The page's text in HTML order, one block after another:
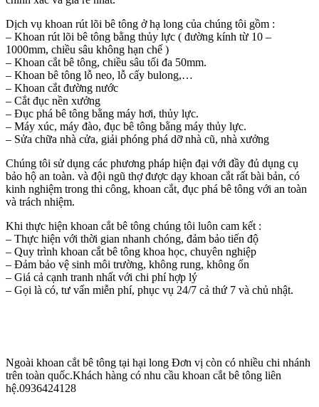
Dịch vụ khoan rút lõi bê tông ở hạ long của chúng tôi gồm :
– Khoan rút lõi bê tông bằng thủy lực ( đường kính từ 10 –
1000mm, chiều sâu không hạn chế )
– Khoan cắt bê tông, chiều sâu tối đa 50mm.
– Khoan bê tông lỗ neo, lỗ cấy bulong,…
– Khoan cắt đường nước
– Cắt đục nền xưởng
– Đục phá bê tông bằng máy hơi, thủy lực.
– Máy xúc, máy đào, đục bê tông bằng máy thủy lực.
– Sửa chữa nhà cửa, giải phóng phá dỡ nhà cũ, nhà xưởng
Chúng tôi sử dụng các phương pháp hiện đại với đầy đủ dụng cụ
bảo hộ an toàn. và đội ngũ thợ được dạy khoan cắt rất bài bản, có
kinh nghiệm trong thi công, khoan cắt, đục phá bê tông với an toàn
và trách nhiệm.
Khi thực hiện khoan cắt bê tông chúng tôi luôn cam kết :
– Thực hiện với thời gian nhanh chóng, đảm bảo tiến độ
– Quy trình khoan cắt bê tông khoa học, chuyên nghiệp
– Đảm bảo vệ sinh môi trường, không rung, không ổn
– Giá cả cạnh tranh nhất với chi phí hợp lý
– Gọi là có, tư vấn miễn phí, phục vụ 24/7 cả thứ 7 và chủ nhật.
Ngoài khoan cắt bê tông tại hại long Đơn vị còn có nhiều chi nhánh
trên toàn quốc.Khách hàng có nhu cầu khoan cắt bê tông liên
hệ.0936424128